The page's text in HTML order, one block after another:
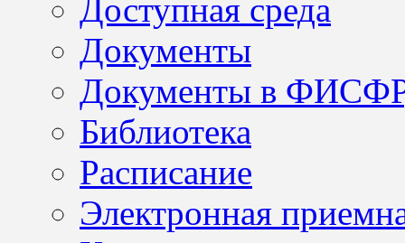
Доступная среда
Документы
Документы в
Библиотека
Расписание
Электронная